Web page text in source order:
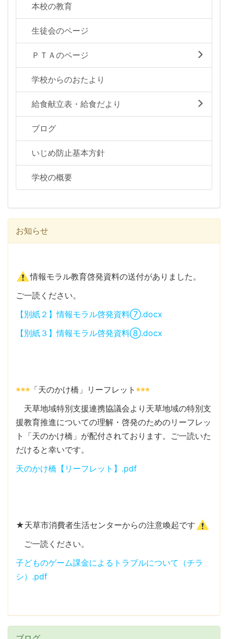
本校の教育
生徒会のページ
ＰＴＡのページ
学校からのおたより
給食献立表・給食だより
ブログ
いじめ防止基本方針
学校の概要
お知らせ
情報モラル教育啓発資料の送付がありました。
ご一読ください。
【別紙２】情報モラル啓発資料⑦.docx
【別紙３】情報モラル啓発資料⑧.docx
「天のかけ橋」リーフレット
天草地域特別支援連携協議会より天草地域の特別支
援教育推進についての理解・啓発のためのリーフレッ
ト「天のかけ橋」が配付されております。ご一読いた
だけると幸いです。
天のかけ橋【リーフレット】.pdf
★天草市消費者生活センターからの注意喚起です
ご一読ください。
子どものゲーム課金によるトラブルについて（チラ
シ）.pdf